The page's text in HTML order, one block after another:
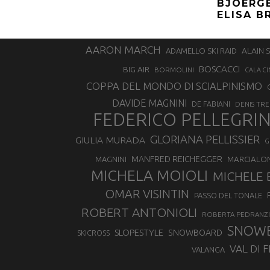
ELISA
AARON MARCH ADAMELLO SKI RAID ALAIN
BIG AIR
BORMOLINI BOSCACCI CALA
COPPA DEL MONDO DI SCIALPINISMO
DAVIDE MAGNINI DE FABIANI DENIS
FEDERICO
GIULIA MURADA GLORIANA PELLISSIER
MAGNINI MANFRED REICHEGGER
MICHELA MOIOLI MICHELE
OMAR VISINTIN PASSO DEL TONALE
ROBERT ANTONIOLI ROBERTA
SKICROSS SLOPESTYLE SNOWBOARD
VALANGA VAL DI